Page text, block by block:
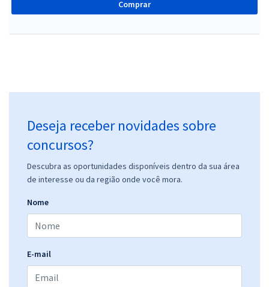
Comprar
Deseja receber novidades sobre
concursos?
Descubra as oportunidades disponíveis dentro da sua área
de interesse ou da região onde você mora.
Nome
E-mail